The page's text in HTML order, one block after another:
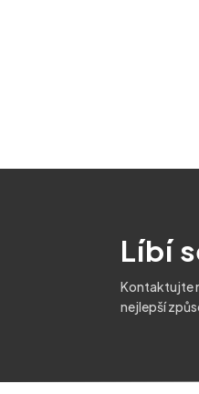
Líbí
Kontaktujte
nejlepší